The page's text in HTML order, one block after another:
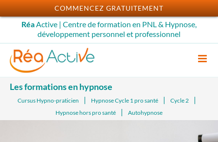
Passer
au
contenu
RéaActive | Centre de formation en PNL & Hypnose,
développement personnel et professionnel
Les formations en hypnose
Cursus Hypno-praticien Hypnose Cycle 1 pro santé
Cycle 2
Hypnose hors pro santé
Autohypnose
COMMENCEZ GRATUITEMENT